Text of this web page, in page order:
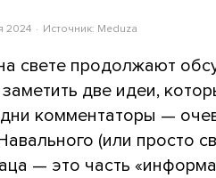
2024 Источник: Meduza
свете продолжают
две идеи,
комментаторы —
(или просто
— это часть